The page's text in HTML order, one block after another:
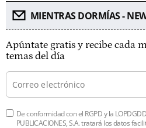
MIENTRAS DORMÍAS -
Apúntate gratis y recibe cada
temas del día
De conformidad con el RGPD y la
PUBLICACIONES, S.A. tratará los datos